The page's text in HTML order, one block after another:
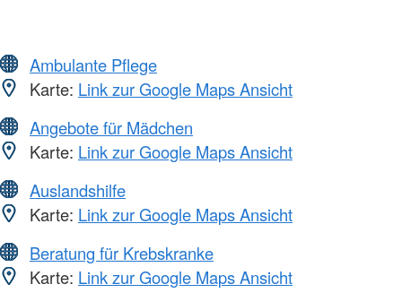
Ambulante Pflege
Karte: Link zur Google Maps Ansicht
Angebote für Mädchen
Karte: Link zur Google Maps Ansicht
Auslandshilfe
Karte: Link zur Google Maps Ansicht
Beratung für Krebskranke
Karte: Link zur Google Maps Ansicht